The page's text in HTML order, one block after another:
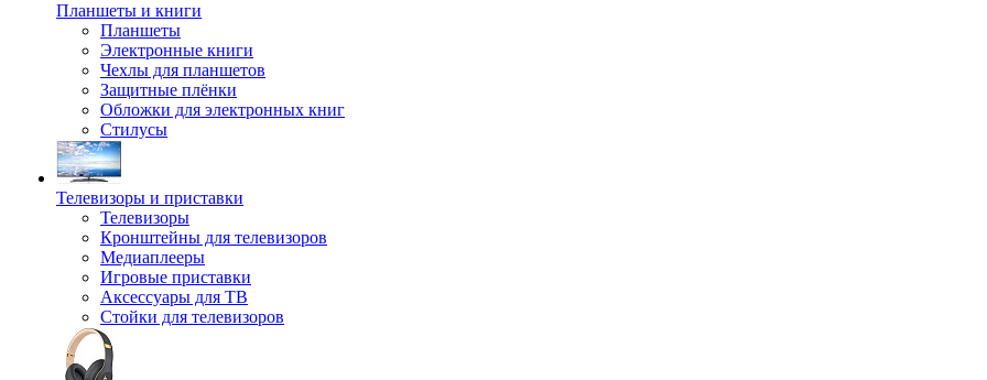
Планшеты и книги
Планшеты
Электронные книги
Чехлы для планшетов
Защитные плёнки
Обложки для электронных книг
Стилусы
Телевизоры и приставки
Телевизоры
Кронштейны для телевизоров
Медиаплееры
Игровые приставки
Аксессуары для ТВ
Стойки для телевизоров